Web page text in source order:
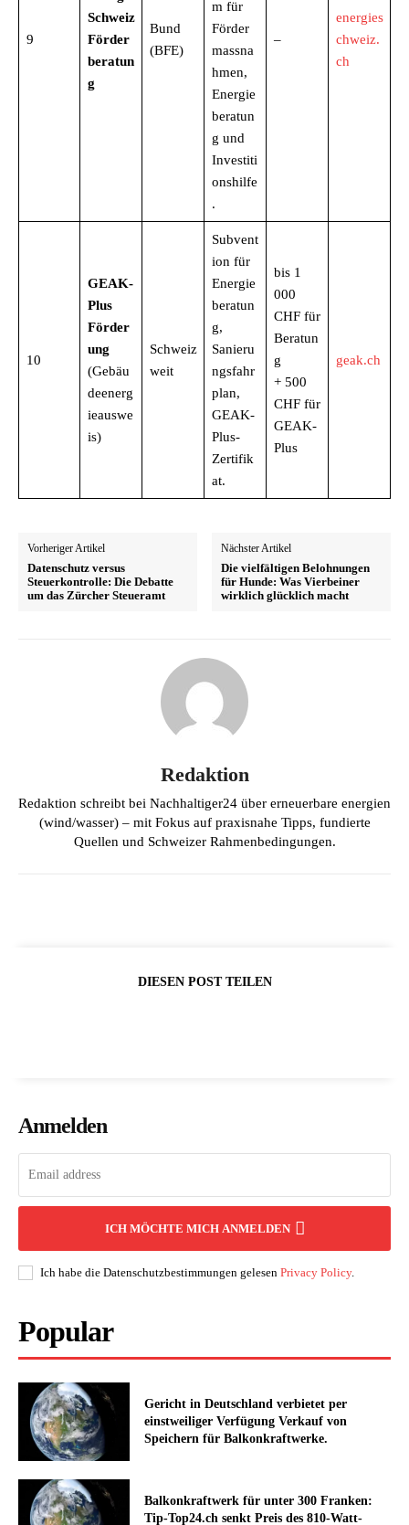
9
Schweiz
Förder
beratun
g
Bund
(BFE)
m für
Förder
massna
hmen,
Energie
beratun
g und
Investiti
onshilfe
.
–
energies
chweiz.
ch
10
GEAK-
Plus
Förder
ung
(Gebäu
deenerg
ieauswe
is)
Schweiz
weit
Subvent
ion für
Energie
beratun
g,
Sanieru
ngsfahr
plan,
GEAK-
Plus-
Zertifik
at.
bis 1
000
CHF für
Beratun
g
+ 500
CHF für
GEAK-
Plus
geak.ch
Vorheriger Artikel
Datenschutz versus
Steuerkontrolle: Die Debatte
um das Zürcher Steueramt
Nächster Artikel
Die vielfältigen Belohnungen
für Hunde: Was Vierbeiner
wirklich glücklich macht
Redaktion
Redaktion schreibt bei Nachhaltiger24 über erneuerbare energien
(wind/wasser) – mit Fokus auf praxisnahe Tipps, fundierte
Quellen und Schweizer Rahmenbedingungen.
DIESEN POST TEILEN
Anmelden
ICH MÖCHTE MICH ANMELDEN
Ich habe die Datenschutzbestimmungen gelesen Privacy Policy.
Popular
Gericht in Deutschland verbietet per
einstweiliger Verfügung Verkauf von
Speichern für Balkonkraftwerke.
Balkonkraftwerk für unter 300 Franken:
Tip-Top24.ch senkt Preis des 810-Watt-